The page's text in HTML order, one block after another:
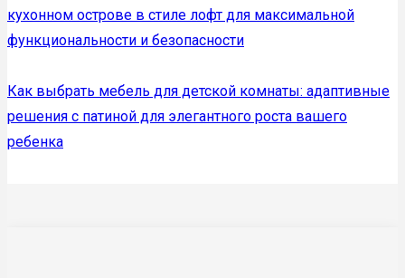
кухонном острове в стиле лофт для максимальной
функциональности и безопасности
Как выбрать мебель для детской комнаты: адаптивные
решения с патиной для элегантного роста вашего
ребенка